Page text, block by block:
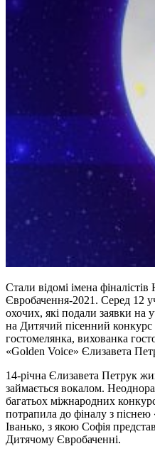
Стали відомі імена
Євробачення-2021. Серед 12
охочих, які подали заявки на
на Дитячий пісенний конкурс
гостомелянка, вихованка
«Golden Voice» Єлизавета
14-річна Єлизавета Петрук
займається вокалом.
багатьох міжнародних
потрапила до фіналу з
Іванько, з якою Софія
Дитячому Євробаченні.